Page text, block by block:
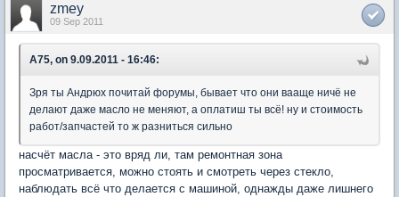
zmey
09 Sep 2011
A75, on 9.09.2011 - 16:46:
Зря ты Андрюх почитай форумы, бывает что они вааще ничё не
делают даже масло не меняют, а оплатиш ты всё! ну и стоимость
работ/запчастей то ж разниться сильно
насчёт масла - это вряд ли, там ремонтная зона
просматривается, можно стоять и смотреть через стекло,
наблюдать всё что делается с машиной, однажды даже лишнего